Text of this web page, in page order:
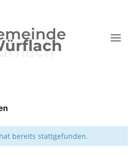
bereits stattgefunden.